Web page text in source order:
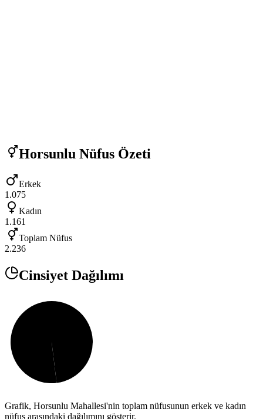
Horsunlu Nüfus Özeti
Erkek
1.075
Kadın
1.161
Toplam Nüfus
2.236
Cinsiyet Dağılımı
Grafik, Horsunlu Mahallesi'nin toplam nüfusunun erkek ve kadın
nüfus arasındaki dağılımını gösterir.